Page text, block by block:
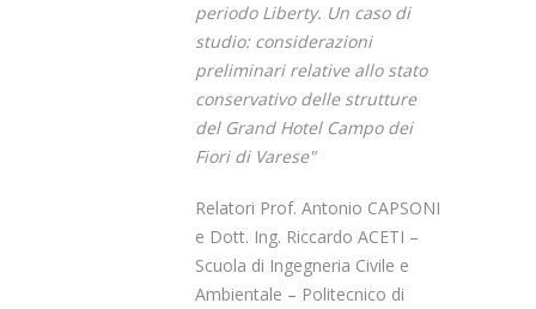
periodo Liberty. Un caso di
studio: considerazioni
preliminari relative allo stato
conservativo delle strutture
del Grand Hotel Campo dei
Fiori di Varese"
Relatori Prof. Antonio CAPSONI
e Dott. Ing. Riccardo ACETI –
Scuola di Ingegneria Civile e
Ambientale – Politecnico di